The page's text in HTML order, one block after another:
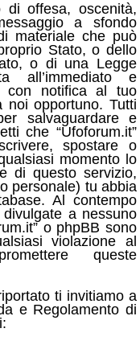
offesa, oscenità,
a sfondo
materiale che può
Stato, o dello
o di una Legge
all’immediato e
con notifica al tuo
noi opportuno. Tutti
salvaguardare e
che “Ufoforum.it”
spostare o
momento lo
di questo servizio,
personale) tu abbia
Al contempo
a nessuno
o phpBB sono
violazione al
queste
ti invitiamo a
e Regolamento di